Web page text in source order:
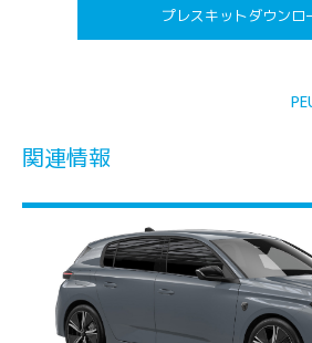
プレスキットダウンロ
関連情報